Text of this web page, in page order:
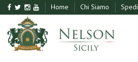
Home Chi Siamo